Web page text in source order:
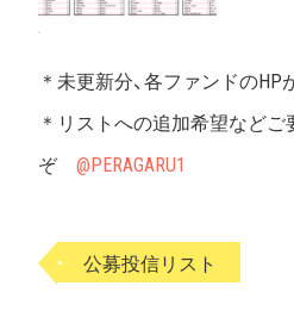
＊未更新分、各ファンドの
＊リストへの追加希望などご
ぞ @PERAGARU1
公募投信リスト